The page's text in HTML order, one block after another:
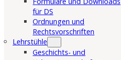
für DS
Ordnungen und
Rechtsvorschriften
Lehrstühle
Geschichts- und